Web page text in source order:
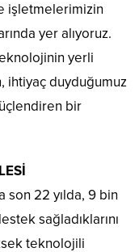
işletmelerimizin
yer alıyoruz.
yerli
ihtiyaç duyduğumuz
bir
son 22 yılda, 9 bin
sağladıklarını
teknolojili